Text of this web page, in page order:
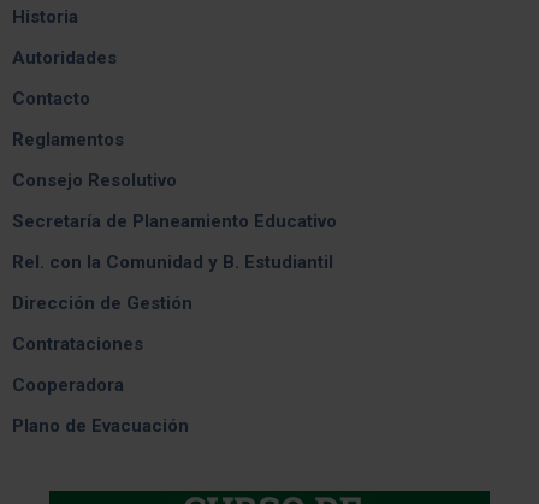
Historia
Autoridades
Contacto
Reglamentos
Consejo Resolutivo
Secretaría de Planeamiento Educativo
Rel. con la Comunidad y B. Estudiantil
Dirección de Gestión
Contrataciones
Cooperadora
Plano de Evacuación